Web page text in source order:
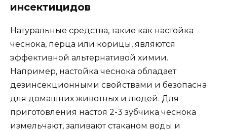
инсектицидов
Натуральные средства, такие как настойка
чеснока, перца или корицы, являются
эффективной альтернативой химии.
Например, настойка чеснока обладает
дезинсекционными свойствами и безопасна
для домашних животных и людей. Для
приготовления настоя 2-3 зубчика чеснока
измельчают, заливают стаканом воды и